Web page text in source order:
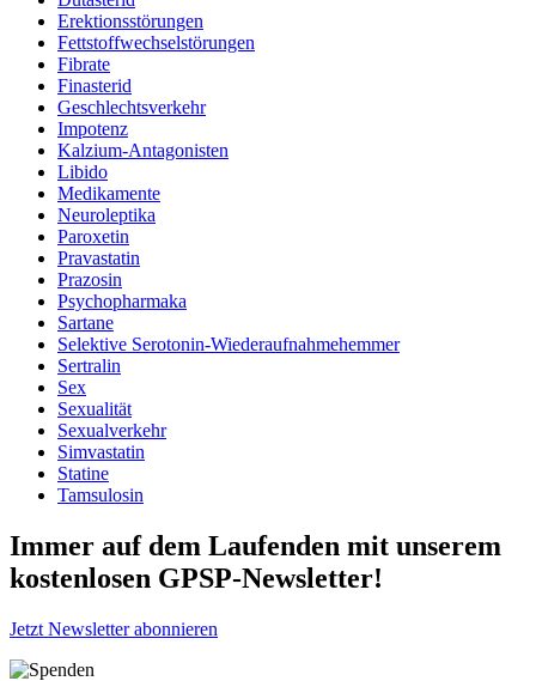
Erektionsstörungen
Fettstoffwechselstörungen
Fibrate
Finasterid
Geschlechtsverkehr
Impotenz
Kalzium-Antagonisten
Libido
Medikamente
Neuroleptika
Paroxetin
Pravastatin
Prazosin
Psychopharmaka
Sartane
Selektive Serotonin-Wiederaufnahmehemmer
Sertralin
Sex
Sexualität
Sexualverkehr
Simvastatin
Statine
Tamsulosin
Immer auf dem Laufenden mit unserem
kostenlosen GPSP-Newsletter!
Jetzt Newsletter abonnieren